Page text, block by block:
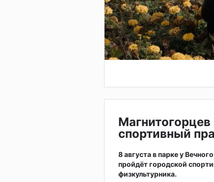
спортивный
8 августа в парке у
пройдёт городской
физкультурника.